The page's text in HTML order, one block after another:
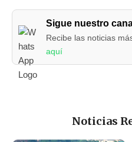
Sigue nuestro
Recibe las noticias
aquí
Noticias